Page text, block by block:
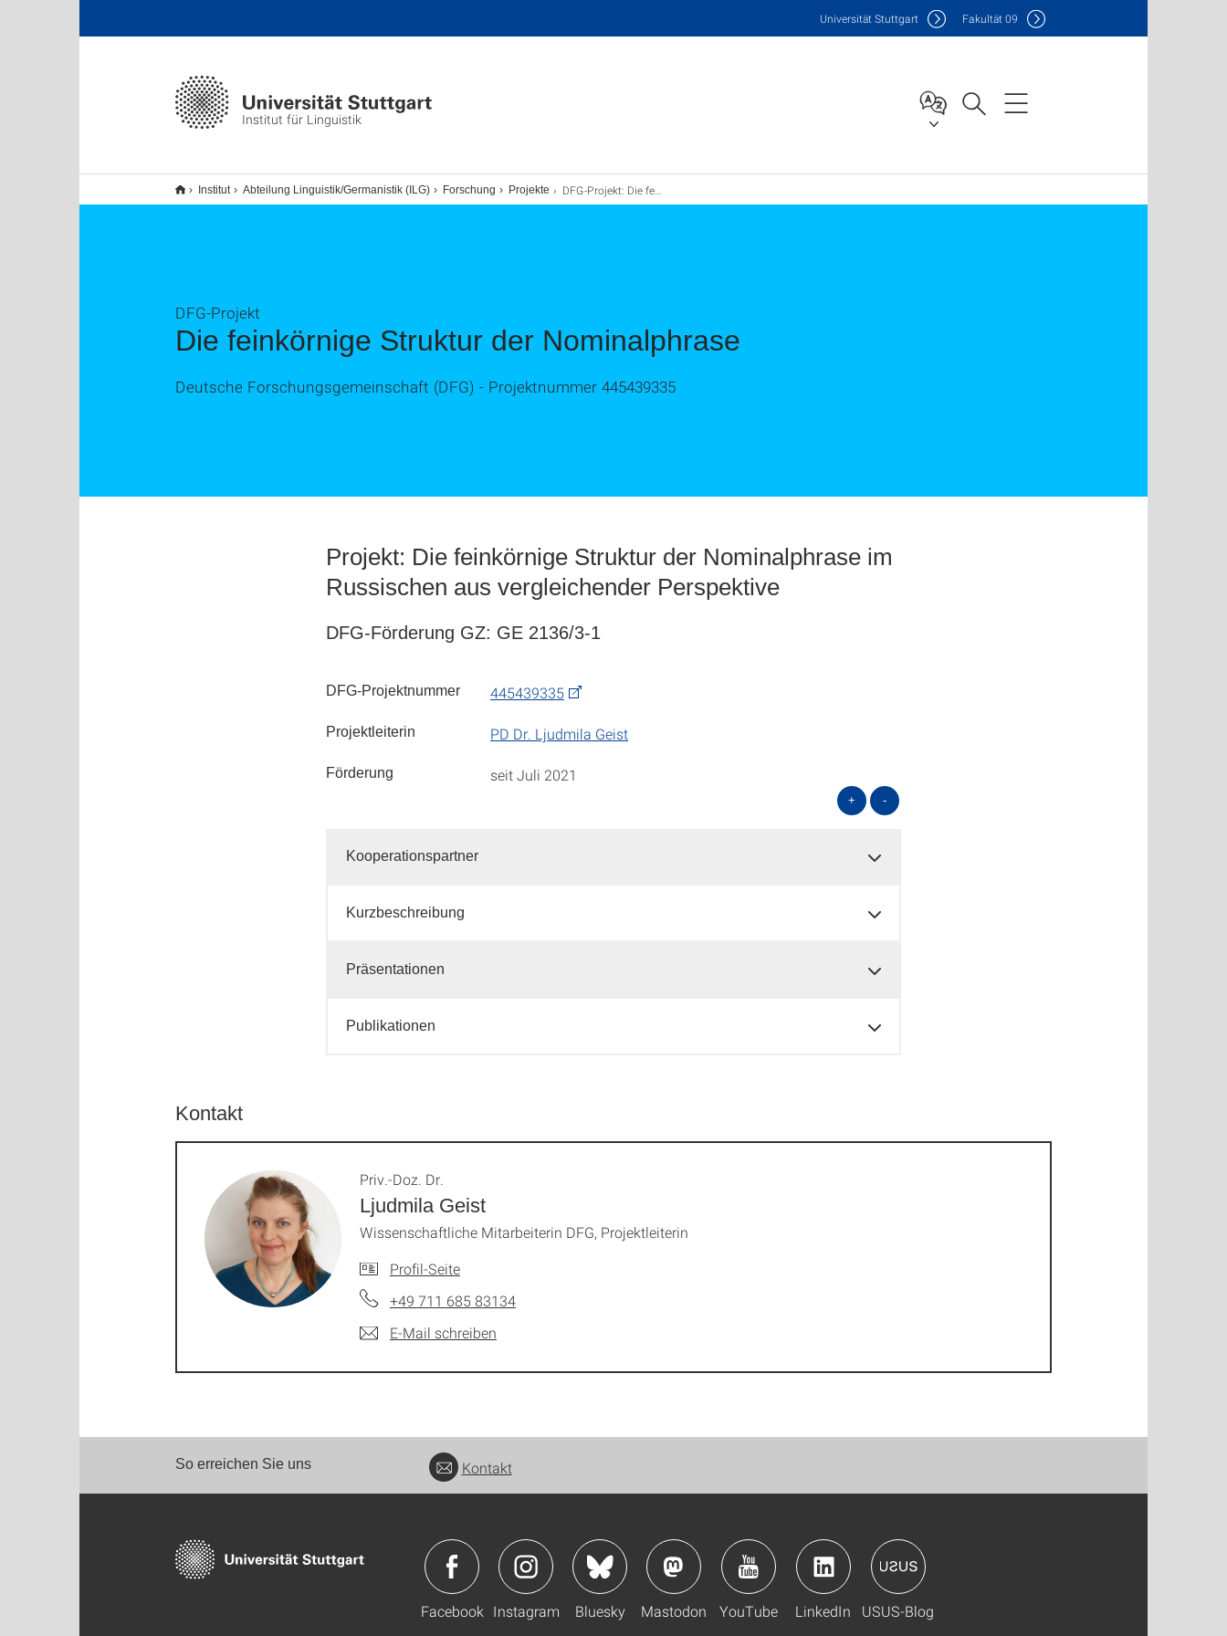
Institut für Linguistik
Universität Stuttgart Fakultät09
Institut Abteilung Linguistik/Germanistik (ILG) Forschung Projekte DFG-Projekt: Die feinkörnige Struktur der Nominalphrase
Die feinkörnige Struktur der Nominalphrase
DFG-Projekt
Deutsche Forschungsgemeinschaft (DFG) - Projektnummer 445439335
Projekt: Die feinkörnige Struktur der Nominalphrase im
Russischen aus vergleichender Perspektive
DFG-Förderung GZ: GE 2136/3-1
DFG-Projektnummer 445439335
Projektleiterin PD Dr. Ljudmila Geist
Förderung seit Juli 2021
+ -
Kooperationspartner
Kurzbeschreibung
Präsentationen
Publikationen
Kontakt
Ljudmila Geist
Priv.-Doz. Dr.
Wissenschaftliche Mitarbeiterin DFG, Projektleiterin
Profil-Seite
+49 711 685 83134
E-Mail schreiben
So erreichen Sie uns Kontakt
Facebook Instagram Bluesky Mastodon YouTube LinkedIn USUS-Blog